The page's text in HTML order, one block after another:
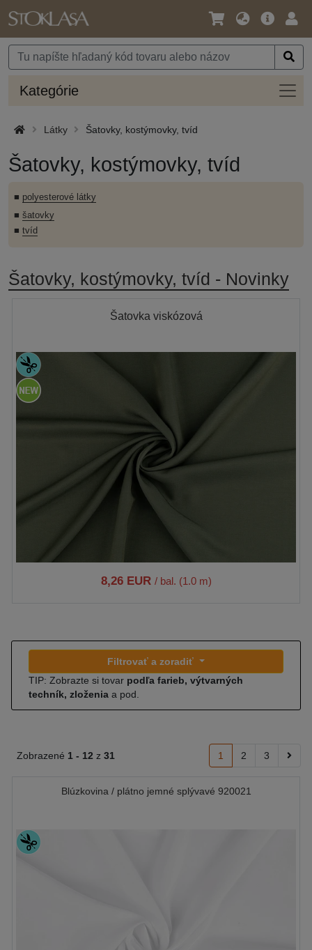
Jazyk
Mena
Hlavná
Kategórie
Látky Šatovky, kostýmovky, tvíd
Šatovky, kostýmovky, tvíd
■ polyesterové látky
■ šatovky
■ tvíd
Šatovky, kostýmovky, tvíd - Novinky
Šatovka viskózová
8,26 EUR / bal. (1.0 m)
Filtrovať a zoradiť
TIP: Zobrazte si tovar podľa farieb, výtvarných
techník, zloženia a pod.
Zobrazené 1 - 12 z 31 1 2 3
Blúzkovina / plátno jemné splývavé 920021